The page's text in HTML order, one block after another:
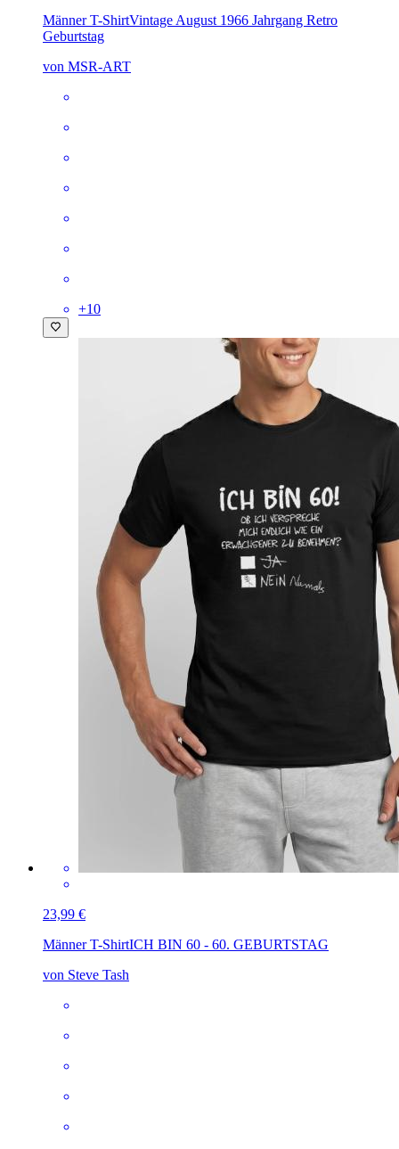
Männer T-ShirtVintage August 1966 Jahrgang Retro
Geburtstag
von MSR-ART
+10
23,99 €
Männer T-ShirtICH BIN 60 - 60. GEBURTSTAG
von Steve Tash